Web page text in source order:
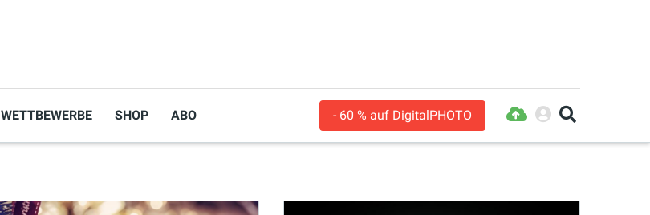
WETTBEWERBE SHOP ABO - 60 % auf DigitalPHOTO